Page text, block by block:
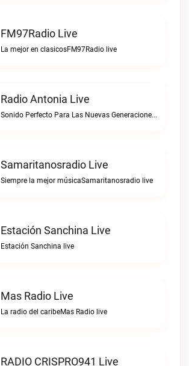
FM97Radio Live
La mejor en clasicosFM97Radio live
Radio Antonia Live
Sonido Perfecto Para Las Nuevas GeneracionesRadio Antonia live
Samaritanosradio Live
Siempre la mejor músicaSamaritanosradio live
Estación Sanchina Live
Estación Sanchina live
Mas Radio Live
La radio del caribeMas Radio live
RADIO CRISPRO941 Live